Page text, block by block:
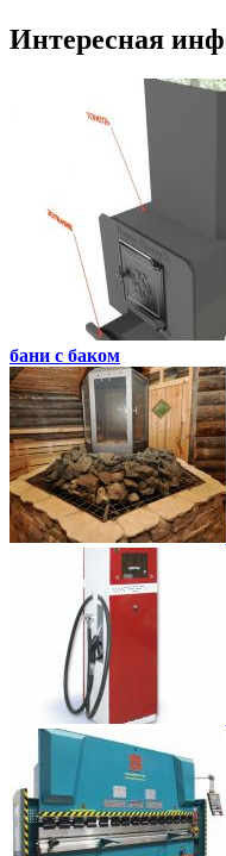
Интересная
бани с баком